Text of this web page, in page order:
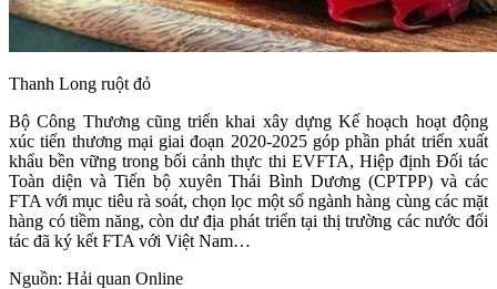
Thanh Long ruột đỏ
Bộ Công Thương cũng triển khai xây dựng Kế hoạch hoạt động
xúc tiến thương mại giai đoạn 2020-2025 góp phần phát triển xuất
khẩu bền vững trong bối cảnh thực thi EVFTA, Hiệp định Đối tác
Toàn diện và Tiến bộ xuyên Thái Bình Dương (CPTPP) và các
FTA với mục tiêu rà soát, chọn lọc một số ngành hàng cùng các mặt
hàng có tiềm năng, còn dư địa phát triển tại thị trường các nước đối
tác đã ký kết FTA với Việt Nam…
Nguồn: Hải quan Online